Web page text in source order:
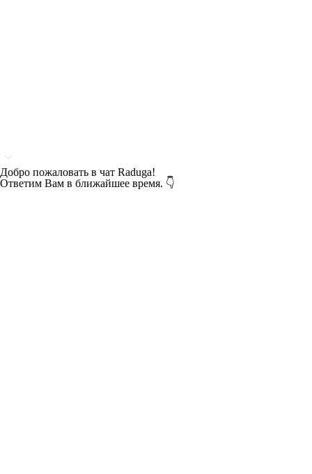
Добро пожаловать в чат Raduga!
Ответим Вам в ближайшее время. 👇